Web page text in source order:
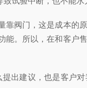
靠阀门，这是成本
。所以，在和客户
出建议，也是客户